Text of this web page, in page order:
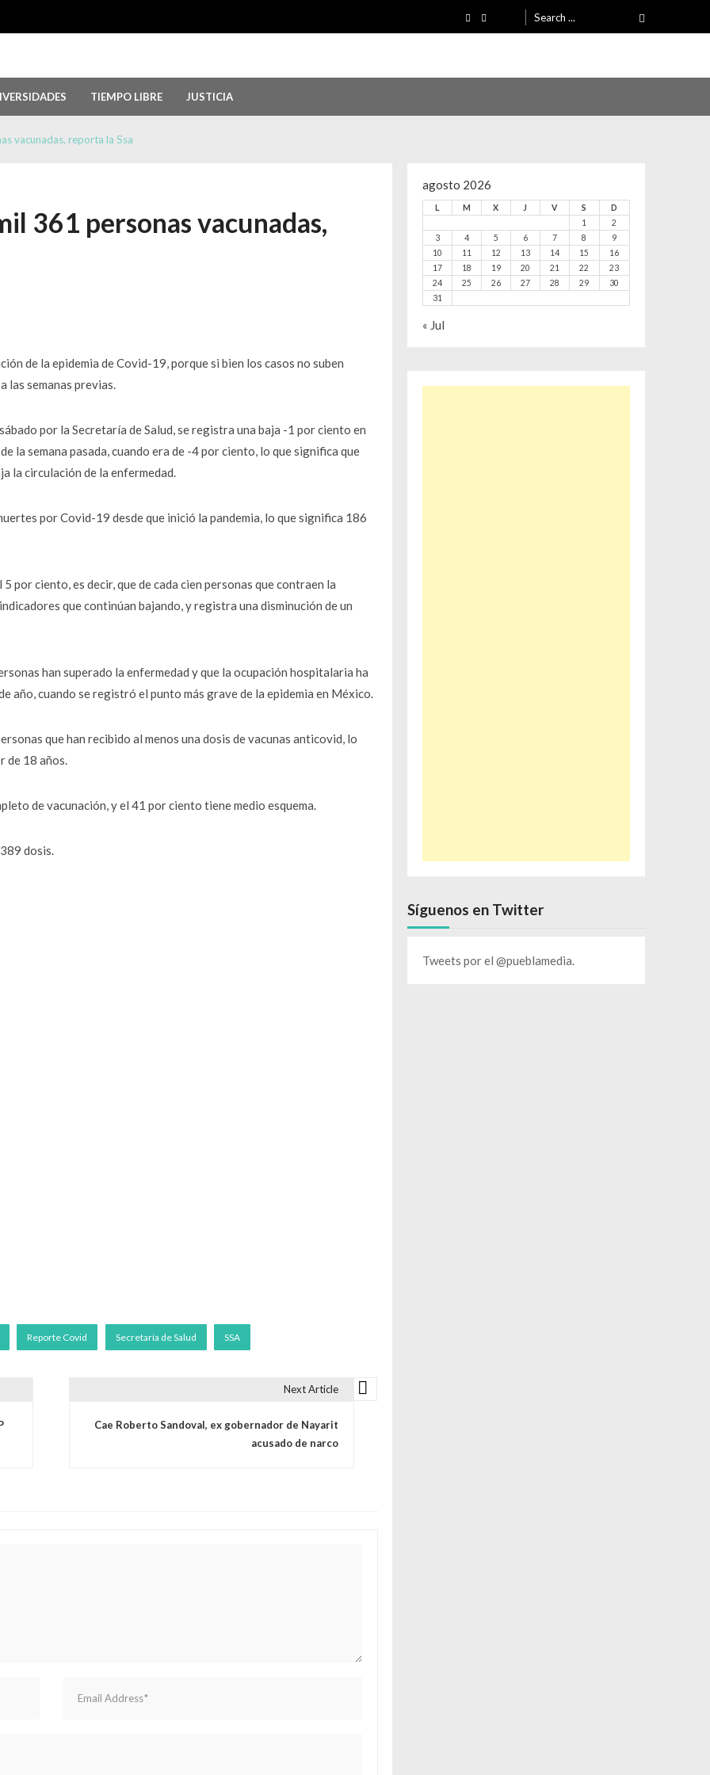
for:
TIEMPO LIBRE JUSTICIA
en Gazaagosto 5, 2026
el Parlamento aprueba reformas ...
vacunadas, reporta la Ssa
361 personas vacunadas,
de la epidemia de Covid-19, porque si bien los casos no suben
las semanas previas.
por la Secretaría de Salud, se registra una baja -1 por ciento en
la semana pasada, cuando era de -4 por ciento, lo que significa que
la circulación de la enfermedad.
por Covid-19 desde que inició la pandemia, lo que significa 186
por ciento, es decir, que de cada cien personas que contraen la
que continúan bajando, y registra una disminución de un
han superado la enfermedad y que la ocupación hospitalaria ha
año, cuando se registró el punto más grave de la epidemia en México.
que han recibido al menos una dosis de vacunas anticovid, lo
de 18 años.
de vacunación, y el 41 por ciento tiene medio esquema.
dosis.
Reporte Covid Secretaría de Salud SSA
Next Article
Cae Roberto Sandoval, ex gobernador de Nayarit
acusado de narco
agosto 2026
L M X J V S
D
1
2
3
4 5 6 7 8
9
10
11 12 13 14 15
16
17
18 19 20 21 22
23
24
25 26 27 28 29
30
31
« Jul
Síguenos en Twitter
Tweets por el @pueblamedia.